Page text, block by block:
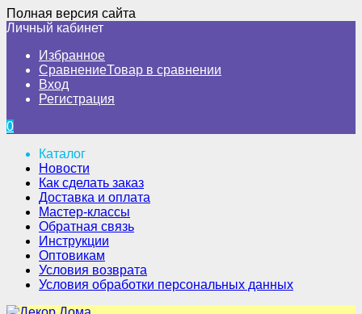
Полная версия сайта
Личный кабинет
Избранное
СравнениеТовар в сравнении
Вход
Регистрация
0
Каталог
Новости
Как сделать заказ
Доставка и оплата
Мастер-классы
Обратная связь
Инструкции
Оптовикам
Условия возврата
Условия обработки персональных данных